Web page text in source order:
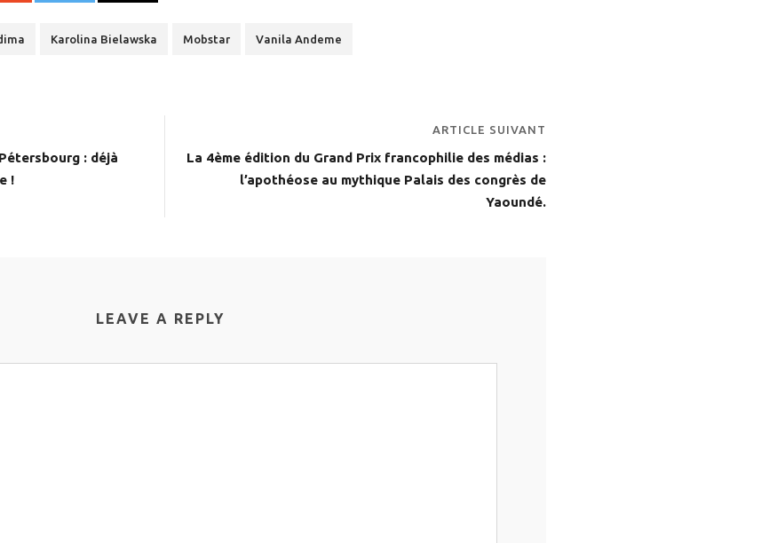
Karolina Bielawska Mobstar Vanila Andeme
: déjà
!
ARTICLE SUIVANT
La 4ème édition du Grand Prix francophilie des médias :
l’apothéose au mythique Palais des congrès de
Yaoundé.
LEAVE A REPLY